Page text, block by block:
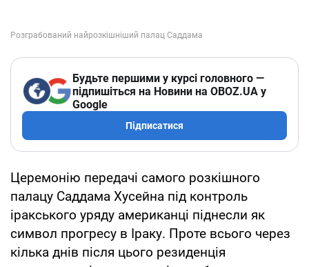
Будьте першими у курсі головного —
підпишіться на Новини на OBOZ.UA у
Google
Підписатися
Церемонію передачі самого розкішного
палацу Саддама Хусейна під контроль
іракського уряду американці піднесли як
символ прогресу в Іраку. Проте всього через
кілька днів після цього резиденція